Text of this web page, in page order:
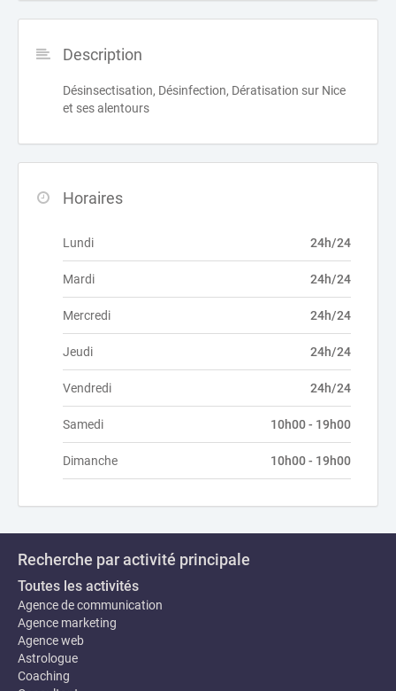
Description
Désinsectisation, Désinfection, Dératisation sur Nice
et ses alentours
Horaires
Lundi 24h/24
Mardi 24h/24
Mercredi 24h/24
Jeudi 24h/24
Vendredi 24h/24
Samedi 10h00 - 19h00
Dimanche 10h00 - 19h00
Recherche par activité principale
Toutes les activités
Agence de communication
Agence marketing
Agence web
Astrologue
Coaching